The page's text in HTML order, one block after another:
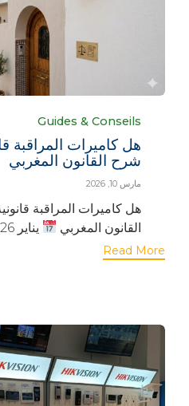
Category
Guides & Conseils
هل كاميرات المراقبة
شرح القانون المغربي
مارس 10, 2026
هل كاميرات المراقبة
القانون المغربي
يناير 2026
Read More